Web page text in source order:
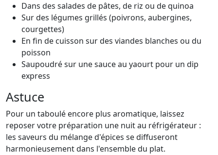
Dans des salades de pâtes, de riz ou de quinoa
Sur des légumes grillés (poivrons, aubergines,
courgettes)
En fin de cuisson sur des viandes blanches ou du
poisson
Saupoudré sur une sauce au yaourt pour un dip
express
Astuce
Pour un taboulé encore plus aromatique, laissez
reposer votre préparation une nuit au réfrigérateur :
les saveurs du mélange d'épices se diffuseront
harmonieusement dans l'ensemble du plat.